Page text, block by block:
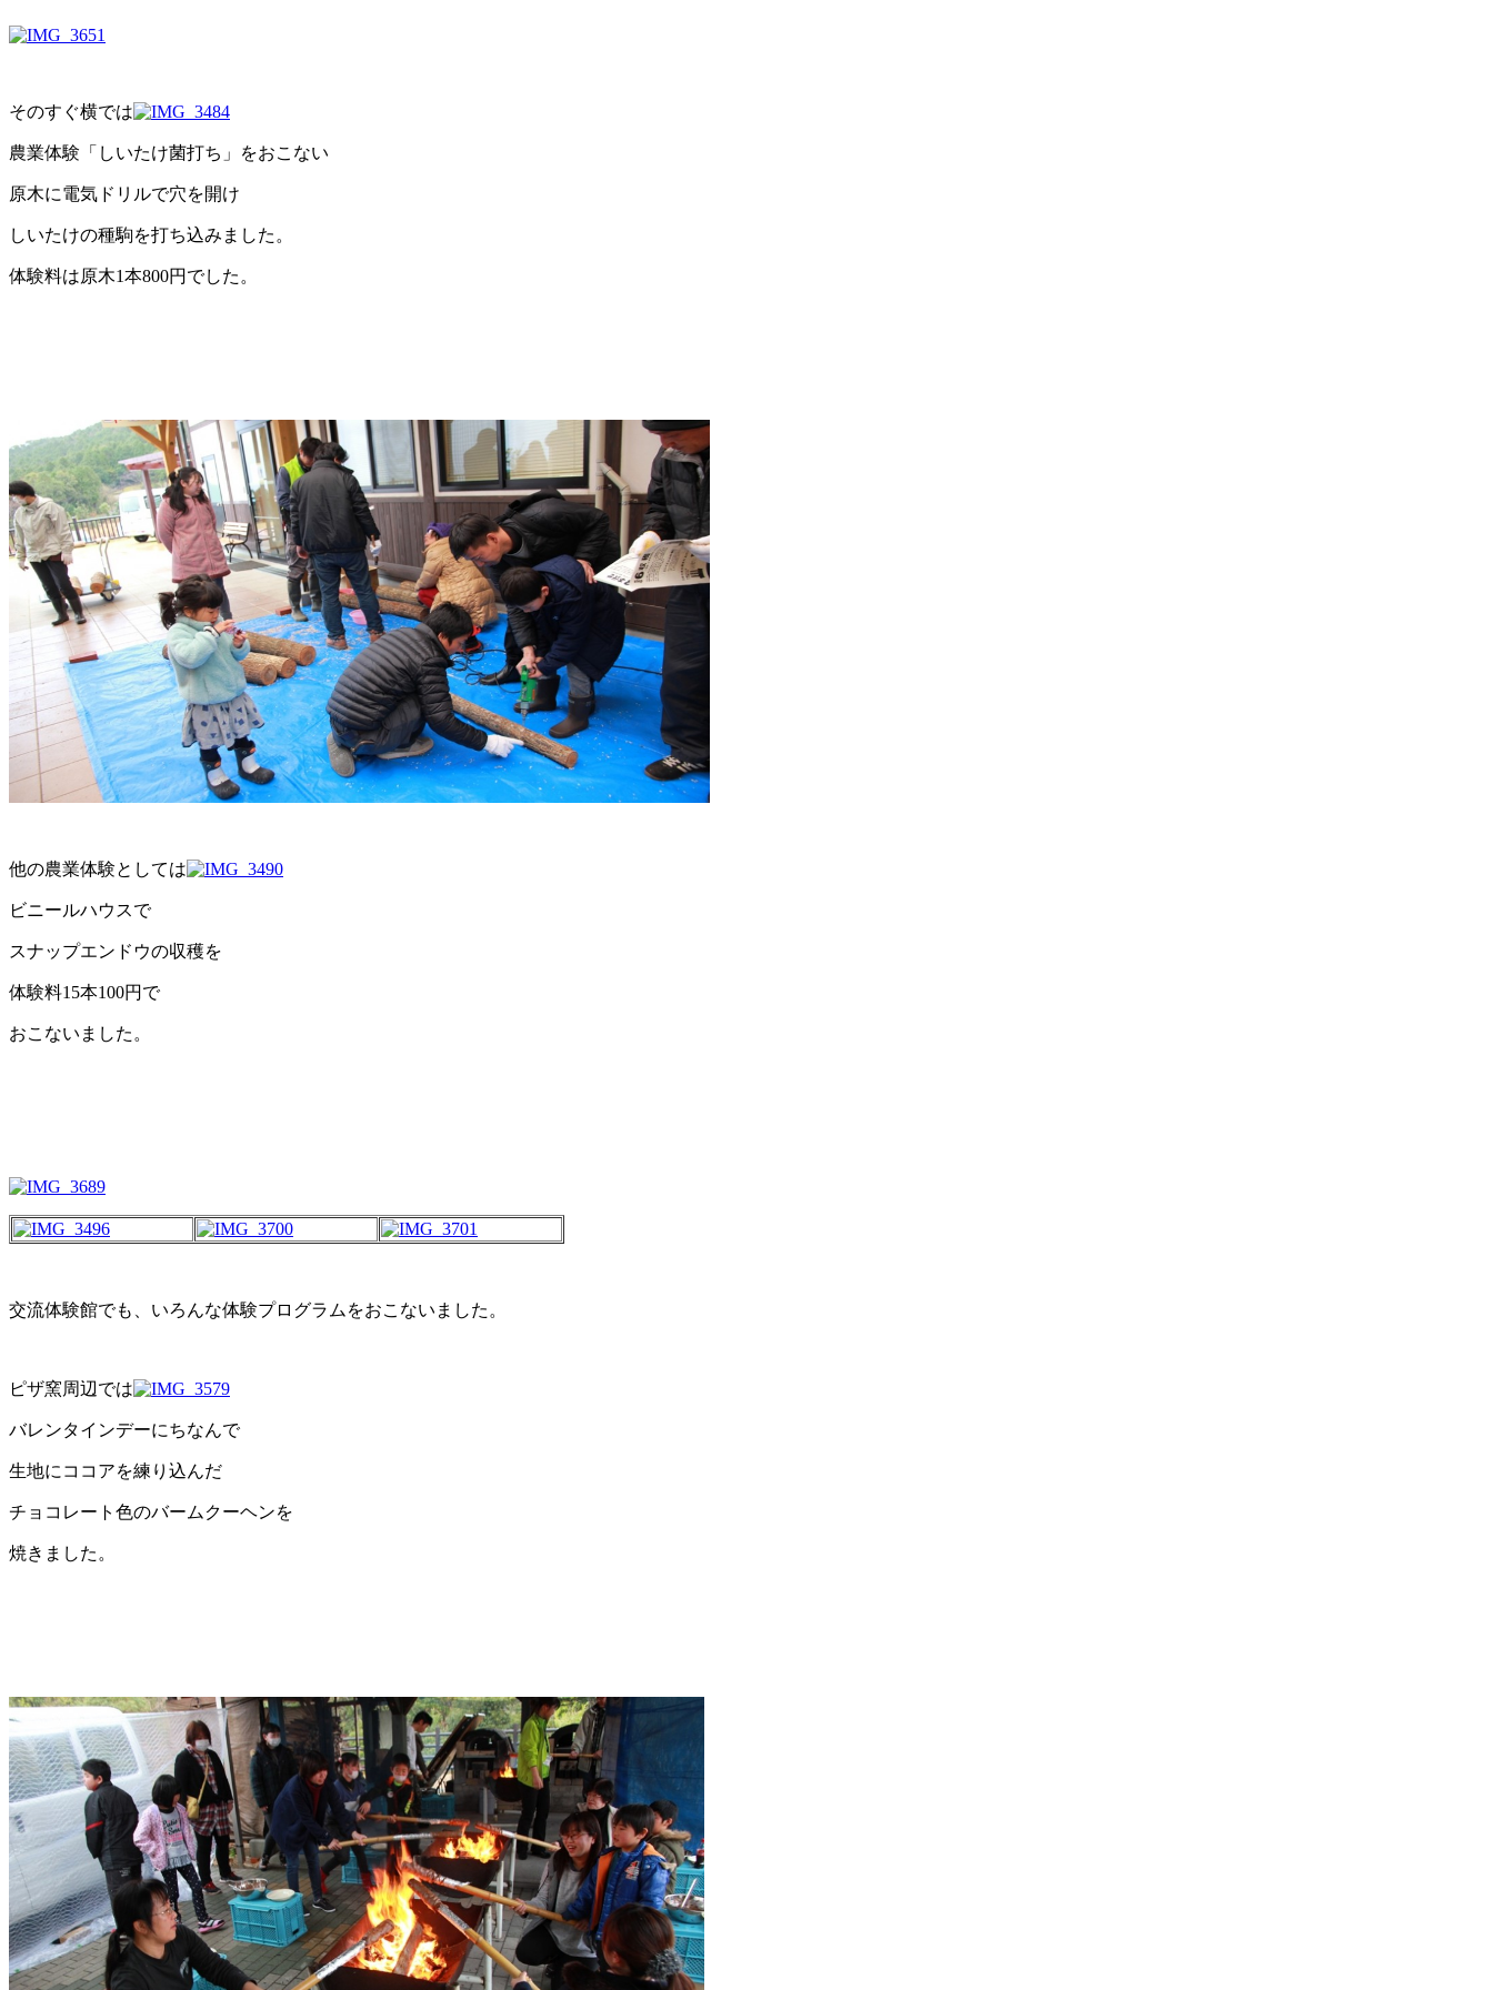
そのすぐ横では
農業体験「しいたけ菌打ち」をおこない
原木に電気ドリルで穴を開け
しいたけの種駒を打ち込みました。
体験料は原木1本800円でした。
他の農業体験としては
ビニールハウスで
スナップエンドウの収穫を
体験料15本100円で
おこないました。
交流体験館でも、いろんな体験プログラムをおこないました。
ピザ窯周辺では
バレンタインデーにちなんで
生地にココアを練り込んだ
チョコレート色のバームクーヘンを
焼きました。